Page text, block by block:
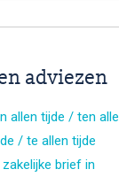
adviezen
allen tijde / ten alle
/ te allen tijde
brief in